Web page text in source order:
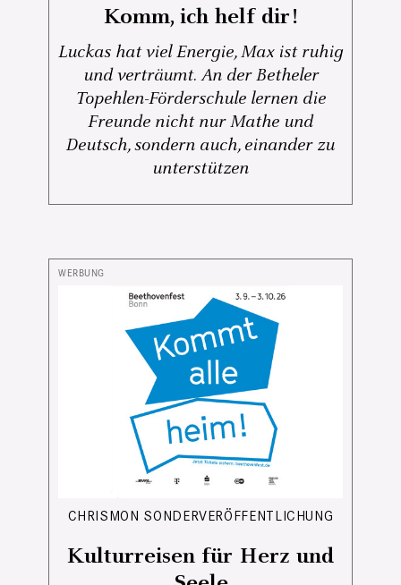
Komm, ich helf dir!
Luckas hat viel Energie, Max ist ruhig
und verträumt. An der Betheler
Topehlen-Förderschule lernen die
Freunde nicht nur Mathe und
Deutsch, sondern auch, einander zu
unterstützen
CHRISMON SONDERVERÖFFENTLICHUNG
Kulturreisen für Herz und